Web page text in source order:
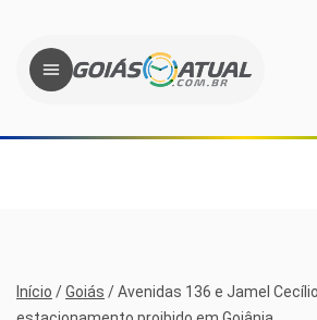
Início /Goiás /Avenidas 136 e Jamel